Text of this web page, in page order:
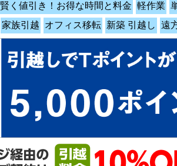
賢く値引き！お得な時間と料金 軽作業
家族引越 オフィス移転 新築 引越し 遠